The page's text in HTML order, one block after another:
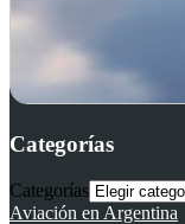
Categorías
Categorías
Aviación en Argentina